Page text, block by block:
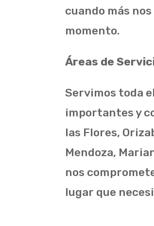
cuando más
momento.
Áreas de
Servimos toda
importantes y
las Flores,
Mendoza,
nos
lugar que